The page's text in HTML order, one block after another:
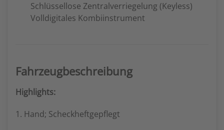
Schlüssellose Zentralverriegelung (Keyless)
Volldigitales Kombiinstrument
Fahrzeugbeschreibung
Highlights:
1. Hand; Scheckheftgepflegt